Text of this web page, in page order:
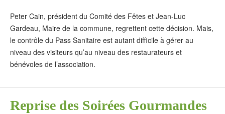
Peter Cain, président du Comité des Fêtes et Jean-Luc
Gardeau, Maire de la commune, regrettent cette décision. Mais,
le contrôle du Pass Sanitaire est autant difficile à gérer au
niveau des visiteurs qu’au niveau des restaurateurs et
bénévoles de l’association.
Reprise des Soirées Gourmandes